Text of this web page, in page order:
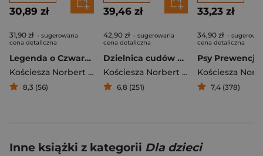
30,89 zł
31,90 zł - sugerowana
cena detaliczna
Legenda o Czwartym Królu
Kościesza Norbert Grzegorz
8,3 (56)
39,46 zł
42,90 zł - sugerowana
cena detaliczna
Dzielnica cudów Nasz PRL, lata 80
Kościesza Norbert Grzegorz
6,8 (251)
33,23 zł
34,90 zł -
cena detaliczna
Psy Prewencji
7,4 (378)
Inne książki z kategorii Dla dzieci